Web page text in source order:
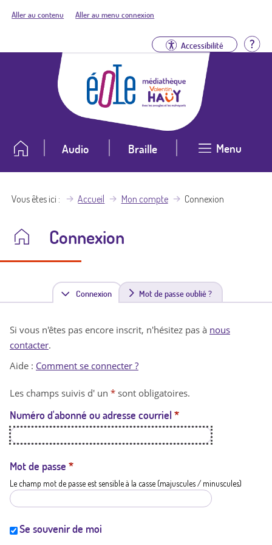
Aller au contenu Aller au menu connexion
Accessibilité
Audio Braille Menu
Vous êtes ici Accueil Mon compte Connexion
Connexion
Connexion(
n
t
a
t
i
Mot de passe oublié ?
Si vous n'êtes pas encore inscrit, n'hésitez pas à nous
contacter.
Aide : Comment se connecter ?
Les champs suivis d' un * sont obligatoires.
Numéro d'abonné ou adresse courriel *
Mot de passe *
Le champ mot de passe est sensible à la casse (majuscules / minuscules)
Se souvenir de moi